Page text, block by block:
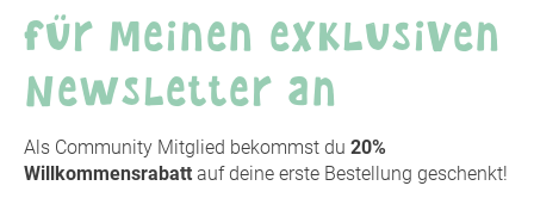
für meinen exklusiven
Newsletter an
Als Community Mitglied bekommst du 20%
Willkommensrabatt auf deine erste Bestellung geschenkt!